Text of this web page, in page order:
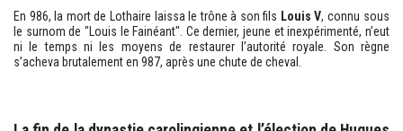
En 986, la mort de Lothaire laissa le trône à son fils Louis V, connu sous
le surnom de "Louis le Fainéant". Ce dernier, jeune et inexpérimenté, n’eut
ni le temps ni les moyens de restaurer l’autorité royale. Son règne
s’acheva brutalement en 987, après une chute de cheval.